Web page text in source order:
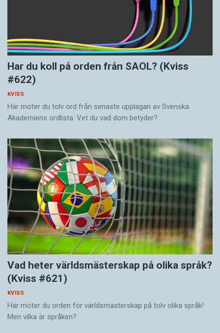
Har du koll på orden från SAOL? (Kviss
#622)
KVISS
Här möter du tolv ord från senaste upplagan av Svenska
Akademiens ordlista. Vet du vad dom betyder?
Vad heter världsmästerskap på olika språk?
(Kviss #621)
KVISS
Här möter du orden för världsmästerskap på tolv olika språk!
Men vilka är språken?